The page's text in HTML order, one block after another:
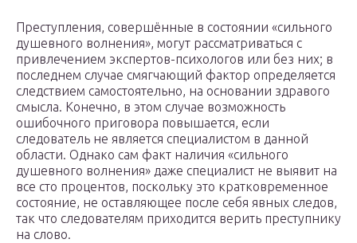
Преступления, совершённые в состоянии «сильного
душевного волнения», могут рассматриваться с
привлечением экспертов-психологов или без них; в
последнем случае смягчающий фактор определяется
следствием самостоятельно, на основании здравого
смысла. Конечно, в этом случае возможность
ошибочного приговора повышается, если
следователь не является специалистом в данной
области. Однако сам факт наличия «сильного
душевного волнения» даже специалист не выявит на
все сто процентов, поскольку это кратковременное
состояние, не оставляющее после себя явных следов,
так что следователям приходится верить преступнику
на слово.